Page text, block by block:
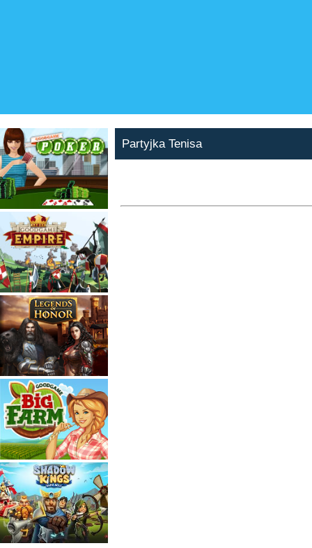
Partyjka Tenisa